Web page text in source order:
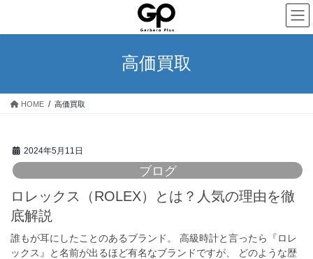
テ
ス
ゲ
ン
高価買取
HOME 高価買取
2024年5月11日
ブログ
ロレックス（ROLEX）とは？人気の理由を徹
底解説
誰もが耳にしたことのあるブランド。 高級時計と言ったら『ロレ
ックス』と名前が出るほど有名なブランドですが、 どのような歴